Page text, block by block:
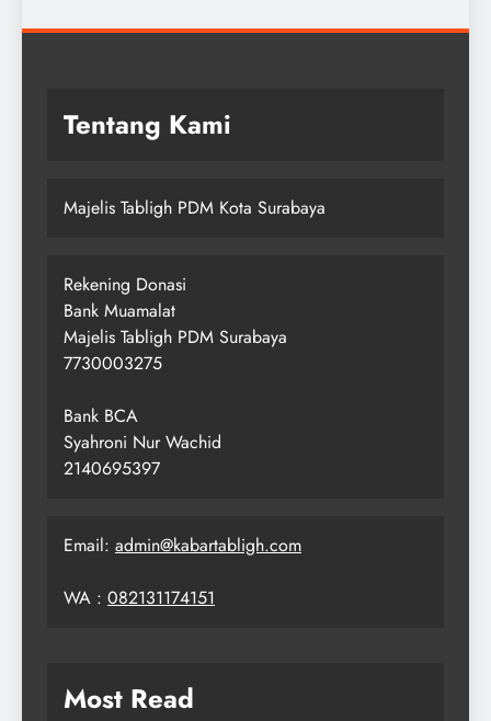
Tentang Kami
Majelis Tabligh PDM Kota Surabaya
Rekening Donasi
Bank Muamalat
Majelis Tabligh PDM Surabaya
7730003275
Bank BCA
Syahroni Nur Wachid
2140695397
Email: admin@kabartabligh.com
WA : 082131174151
Most Read